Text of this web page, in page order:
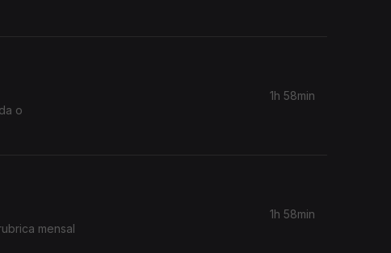
o
1h 58min
mensal
1h 58min